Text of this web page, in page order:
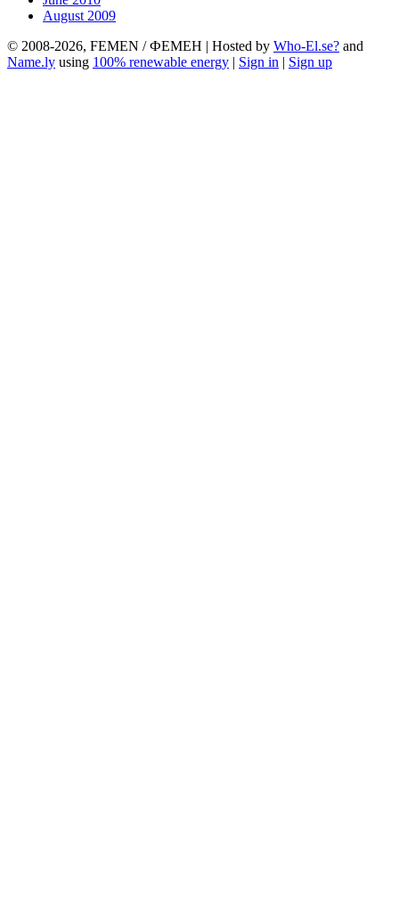
August 2009
© 2008-2026, FEMEN / ФЕМЕН | Hosted by Who-El.se? and
Name.ly using 100% renewable energy | Sign in | Sign up